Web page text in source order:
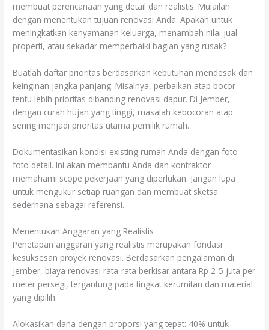
membuat perencanaan yang detail dan realistis. Mulailah
dengan menentukan tujuan renovasi Anda. Apakah untuk
meningkatkan kenyamanan keluarga, menambah nilai jual
properti, atau sekadar memperbaiki bagian yang rusak?
Buatlah daftar prioritas berdasarkan kebutuhan mendesak dan
keinginan jangka panjang. Misalnya, perbaikan atap bocor
tentu lebih prioritas dibanding renovasi dapur. Di Jember,
dengan curah hujan yang tinggi, masalah kebocoran atap
sering menjadi prioritas utama pemilik rumah.
Dokumentasikan kondisi existing rumah Anda dengan foto-
foto detail. Ini akan membantu Anda dan kontraktor
memahami scope pekerjaan yang diperlukan. Jangan lupa
untuk mengukur setiap ruangan dan membuat sketsa
sederhana sebagai referensi.
Menentukan Anggaran yang Realistis
Penetapan anggaran yang realistis merupakan fondasi
kesuksesan proyek renovasi. Berdasarkan pengalaman di
Jember, biaya renovasi rata-rata berkisar antara Rp 2-5 juta per
meter persegi, tergantung pada tingkat kerumitan dan material
yang dipilih.
Alokasikan dana dengan proporsi yang tepat: 40% untuk